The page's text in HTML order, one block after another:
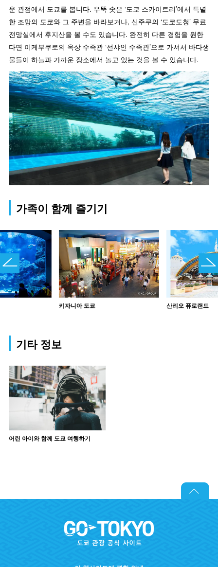
운 관점에서 도쿄를 봅니다. 우뚝 솟은 ‘도쿄 스카이트리’에서 특별
한 조망의 도쿄와 그 주변을 바라보거나, 신주쿠의 ‘도쿄도청’ 무료
전망실에서 후지산을 볼 수도 있습니다. 완전히 다른 경험을 원한
다면 이케부쿠로의 옥상 수족관 ‘선샤인 수족관’으로 가셔서 바다생
물들이 하늘과 가까운 장소에서 놀고 있는 것을 볼 수 있습니다.
가족이 함께 즐기기
키자니아 도쿄 산리오 퓨로랜드
기타 정보
어린 아이와 함께 도쿄 여행하기